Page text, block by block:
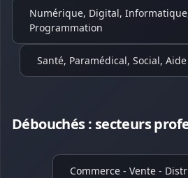
Numérique, Digital,
Programmation
Santé, Paramédical, Social,
Débouchés : secteurs
Commerce - Vente -